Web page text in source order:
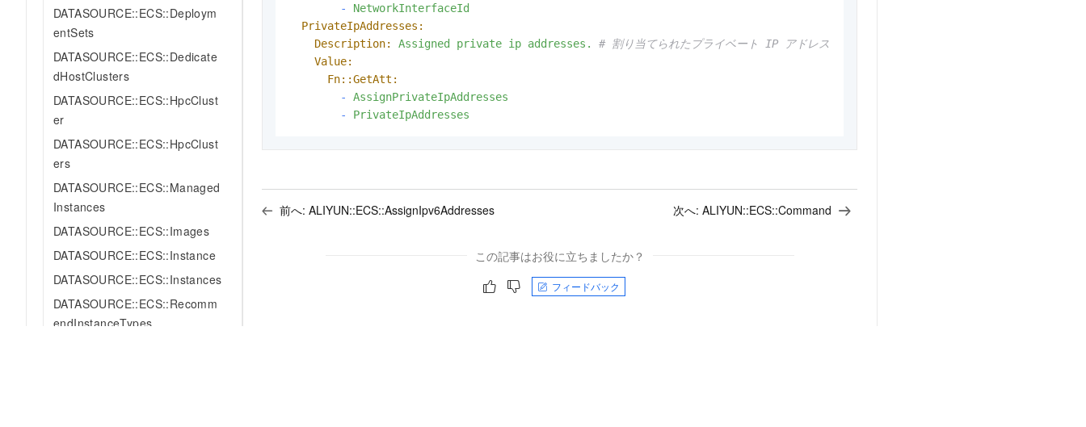
DATASOURCE::ECS::Deploym
entSets
DATASOURCE::ECS::Dedicate
dHostClusters
DATASOURCE::ECS::HpcClust
er
DATASOURCE::ECS::HpcClust
ers
DATASOURCE::ECS::Managed
Instances
DATASOURCE::ECS::Images
DATASOURCE::ECS::Instance
DATASOURCE::ECS::Instances
DATASOURCE::ECS::Recomm
endInstanceTypes
-
NetworkInterfaceId
PrivateIpAddresses:
Description:
Assigned private ip addresses.
# 割り当てられたプライベート IP アドレス
Value:
Fn::GetAtt:
-
AssignPrivateIpAddresses
-
PrivateIpAddresses
前へ: ALIYUN::ECS::AssignIpv6Addresses 次へ: ALIYUN::ECS::Command
この記事はお役に立ちましたか？
フィードバック